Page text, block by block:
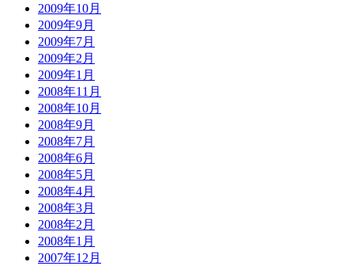
2009年10月
2009年9月
2009年7月
2009年2月
2009年1月
2008年11月
2008年10月
2008年9月
2008年7月
2008年6月
2008年5月
2008年4月
2008年3月
2008年2月
2008年1月
2007年12月